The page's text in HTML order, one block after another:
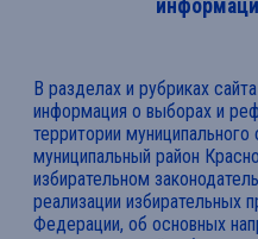
В разделах и рубриках
информация о выборах и
территории муниципального
муниципальный район
избирательном
реализации избирательных
Федерации, об основных